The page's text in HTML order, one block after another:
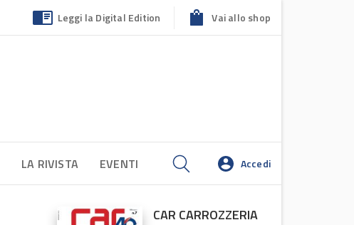
Leggi la Digital Edition Vai allo shop
LA RIVISTA EVENTI Accedi
CAR CARROZZERIA